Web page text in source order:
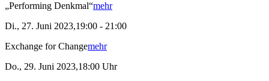
„Performing Denkmal“mehr
Di., 27. Juni 2023,19:00 - 21:00
Exchange for Changemehr
Do., 29. Juni 2023,18:00 Uhr